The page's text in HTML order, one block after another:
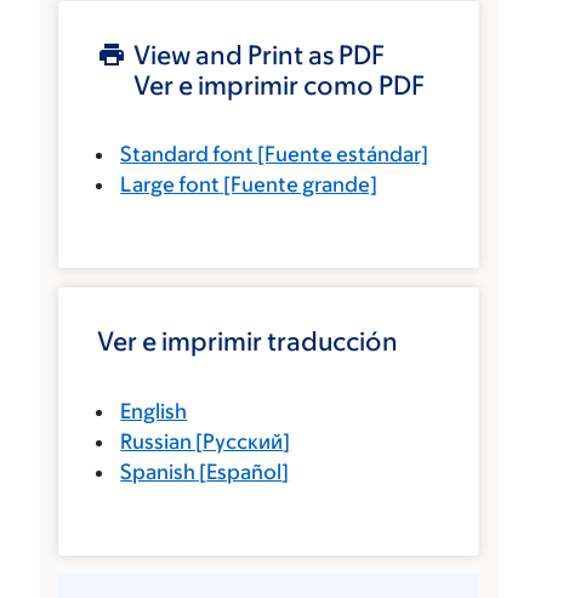
View and Print as PDF
Ver e imprimir como PDF
Standard font [Fuente estándar]
Large font [Fuente grande]
Ver e imprimir traducción
English
Russian [Русский]
Spanish [Español]